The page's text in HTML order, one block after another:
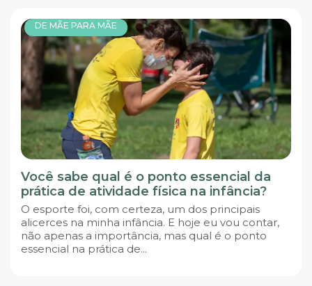
DE MÃE PARA MÃE
Você sabe qual é o ponto essencial da
prática de atividade física na infância?
O esporte foi, com certeza, um dos principais
alicerces na minha infância. E hoje eu vou contar,
não apenas a importância, mas qual é o ponto
essencial na prática de...